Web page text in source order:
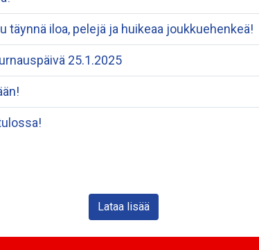
täynnä iloa, pelejä ja huikeaa joukkuehenkeä!
25.1.2025
Lataa lisää